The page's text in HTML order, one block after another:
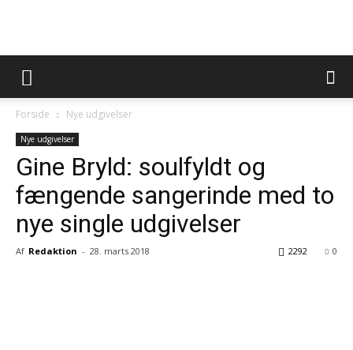
Forside Nye udgivelser
Nye udgivelser
Gine Bryld: soulfyldt og
fængende sangerinde med to
nye single udgivelser
Af Redaktion - 28. marts 2018 0
2292